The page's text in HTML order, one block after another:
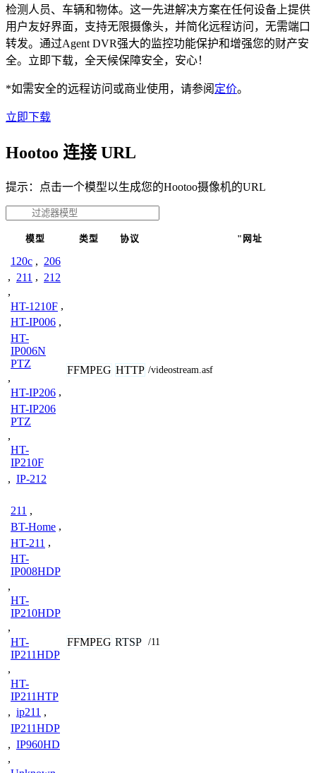
检测人员、车辆和物体。这一先进解决方案在任何设备上提供
用户友好界面，支持无限摄像头，并简化远程访问，无需端口
转发。通过Agent DVR强大的监控功能保护和增强您的财产安
全。立即下载，全天候保障安全，安心！
*如需安全的远程访问或商业使用，请参阅 定价。
立即下载
Hootoo 连接 URL
提示：点击一个模型以生成您的Hootoo摄像机的URL
模型 类型 协议 "网址
120c , 206
, 211 , 212
,
HT-1210F ,
HT-IP006 ,
HT-
IP006N
PTZ
,
HT-IP206 ,
HT-IP206
PTZ
,
HT-
IP210F
, IP-212
FFMPEG HTTP /videostream.asf
211 ,
BT-Home ,
HT-211 ,
HT-
IP008HDP
,
HT-
IP210HDP
,
HT-
IP211HDP
,
HT-
IP211HTP
, ip211 ,
IP211HDP
, IP960HD
,
FFMPEG RTSP /11